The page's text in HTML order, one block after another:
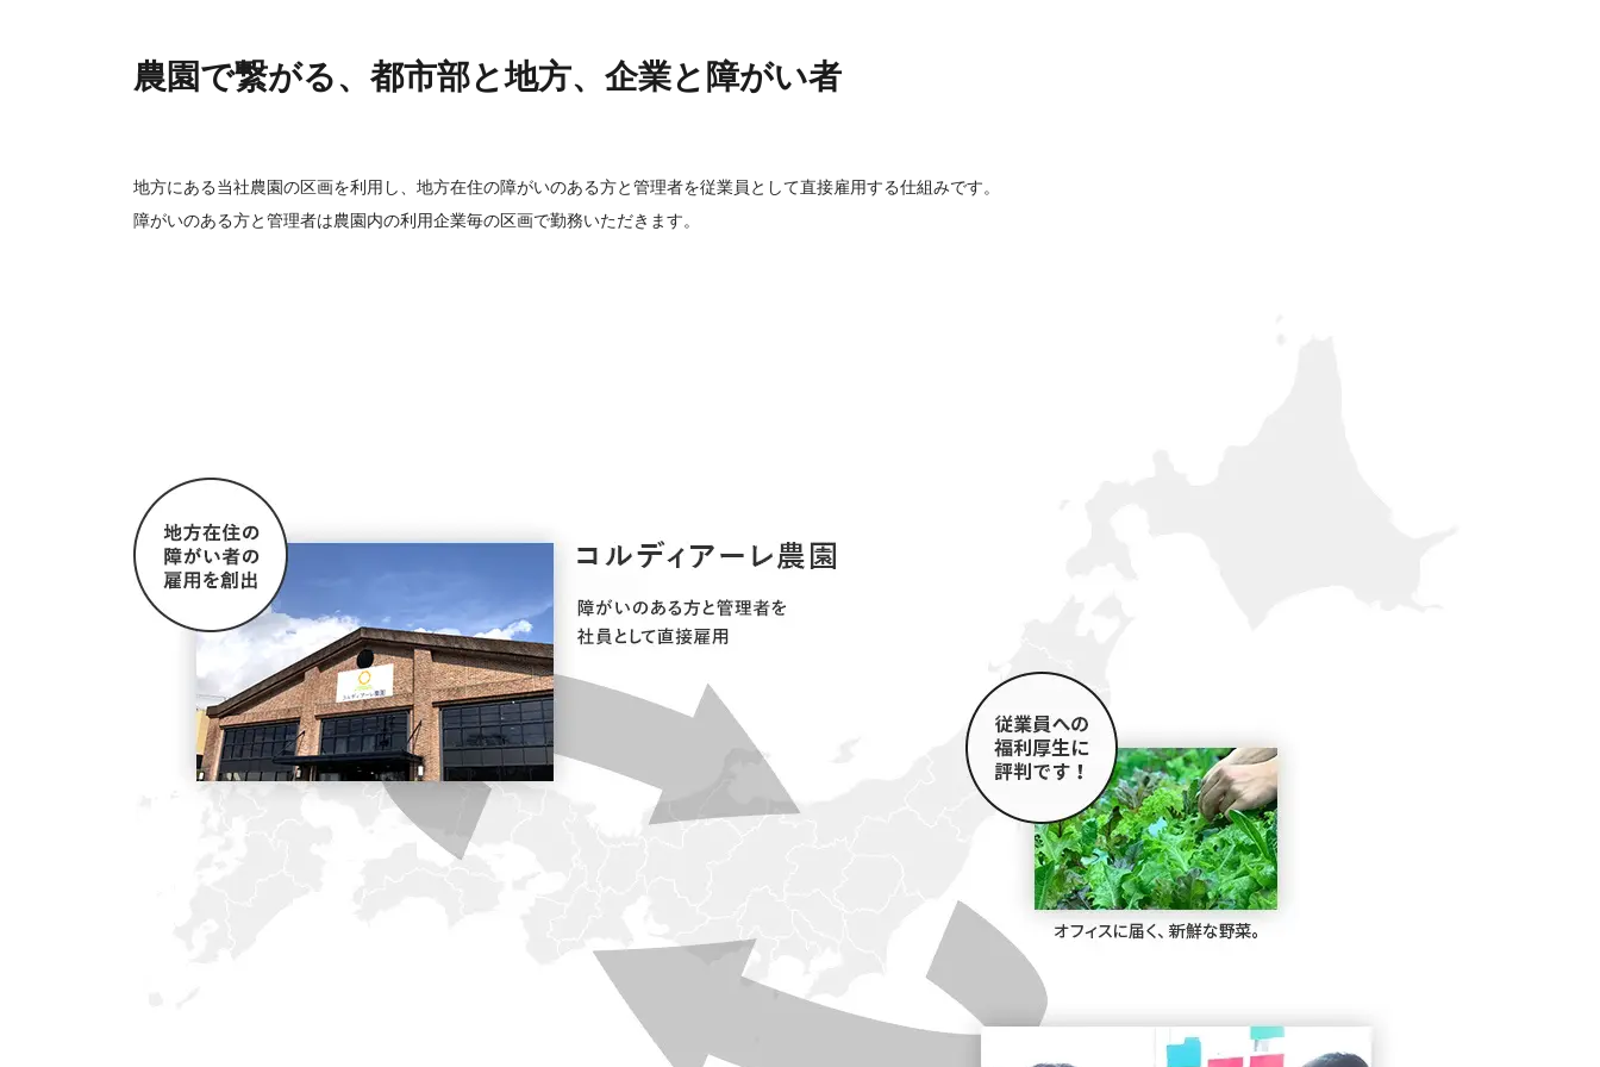
農園で繋がる、都市部と地方、企業と障がい者
地方にある当社農園の区画を利用し、地方在住の障がいのある方と管理者を従業員として直接雇用する仕組みです。
障がいのある方と管理者は農園内の利用企業毎の区画で勤務いただきます。